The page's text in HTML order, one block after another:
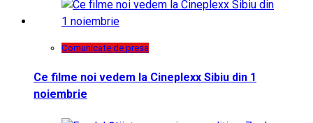
Comunicate de presa
Ce filme noi vedem la Cineplexx Sibiu din 1
noiembrie